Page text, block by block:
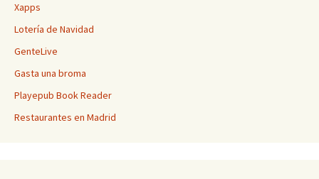
Xapps
Lotería de Navidad
GenteLive
Gasta una broma
Playepub Book Reader
Restaurantes en Madrid